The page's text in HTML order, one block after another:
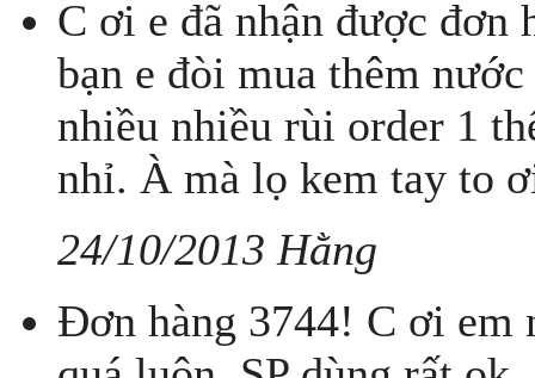
C ơi e đã nhận được đơn
bạn e đòi mua thêm
nhiều nhiều rùi order 1
nhỉ. À mà lọ kem tay to
24/10/2013 Hằng
Đơn hàng 3744! C ơi em